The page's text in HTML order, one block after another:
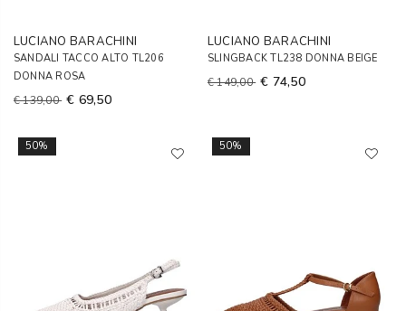
LUCIANO BARACHINI
SANDALI TACCO ALTO TL206
DONNA ROSA
€ 139,00 € 69,50
LUCIANO BARACHINI
SLINGBACK TL238 DONNA BEIGE
€ 149,00 € 74,50
50% 50%